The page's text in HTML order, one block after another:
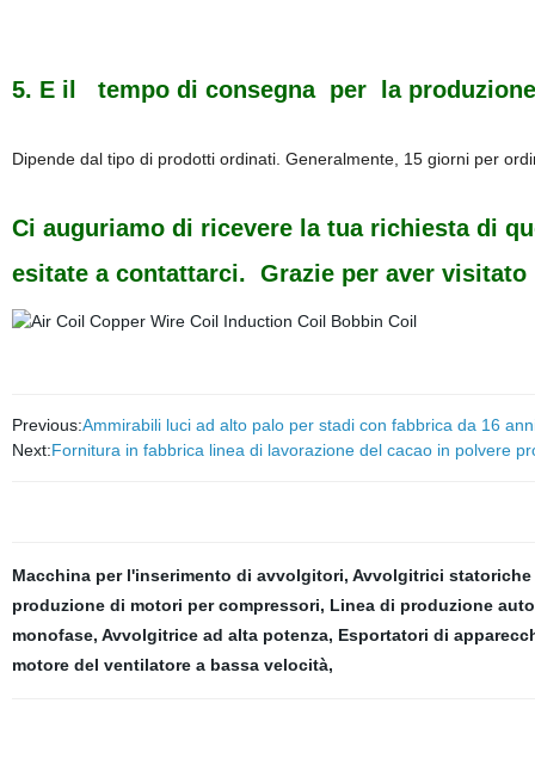
5. E il tempo di consegna per la
Dipende dal tipo di prodotti ordinati. Generalmente, 15 giorni per
Ci auguriamo di ricevere la tua richiesta di
esitate a contattarci. Grazie per aver
Previous:Ammirabili luci ad alto palo per stadi con fabbrica da 16
Next:Fornitura in fabbrica linea di lavorazione del cacao in polvere
Macchina per l'inserimento di avvolgitori, Avvolgitrici
produzione di motori per compressori, Linea di produzione
monofase, Avvolgitrice ad alta potenza, Esportatori di
motore del ventilatore a bassa velocità,